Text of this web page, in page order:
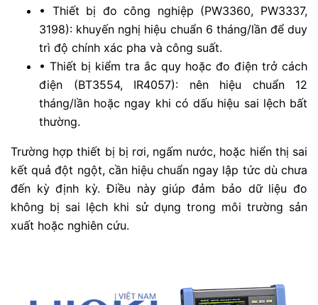
• Thiết bị đo công nghiệp (PW3360, PW3337,
3198): khuyến nghị hiệu chuẩn 6 tháng/lần để duy
trì độ chính xác pha và công suất.
• Thiết bị kiểm tra ắc quy hoặc đo điện trở cách
điện (BT3554, IR4057): nên hiệu chuẩn 12
tháng/lần hoặc ngay khi có dấu hiệu sai lệch bất
thường.
Trường hợp thiết bị bị rơi, ngấm nước, hoặc hiển thị sai
kết quả đột ngột, cần hiệu chuẩn ngay lập tức dù chưa
đến kỳ định kỳ. Điều này giúp đảm bảo dữ liệu đo
không bị sai lệch khi sử dụng trong môi trường sản
xuất hoặc nghiên cứu.